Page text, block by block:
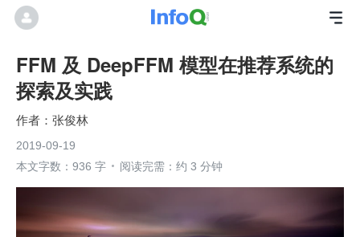
FFM 及 DeepFFM 模型在推荐系统的
探索及实践
张俊林
2019-09-19
本文字数：936 字
阅读完需：约 3 分钟